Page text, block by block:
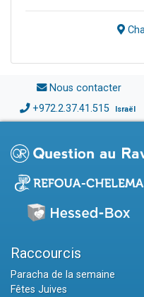
Nous contacter
+972.2.37.41.515 Israël
Raccourcis
Paracha de la semaine
Fêtes Juives